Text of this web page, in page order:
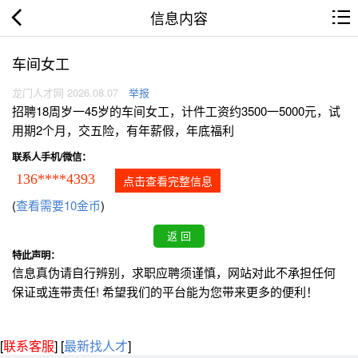
信息内容
车间女工
龙门人才网 2026.08.07 举报
招聘18周岁一45岁的车间女工，计件工资约3500一5000元，试
用期2个月，交五险，有年薪假，年底福利
联系人手机/微信：
136****4393 点击查看完整信息
(查看需要10金币)
特此声明：
信息真伪请自行辨别，求职应聘须谨慎，网站对此不承担任何
保证或连带责任! 希望我们的平台能为您带来更多的便利！
[联系客服] [最新找人才]